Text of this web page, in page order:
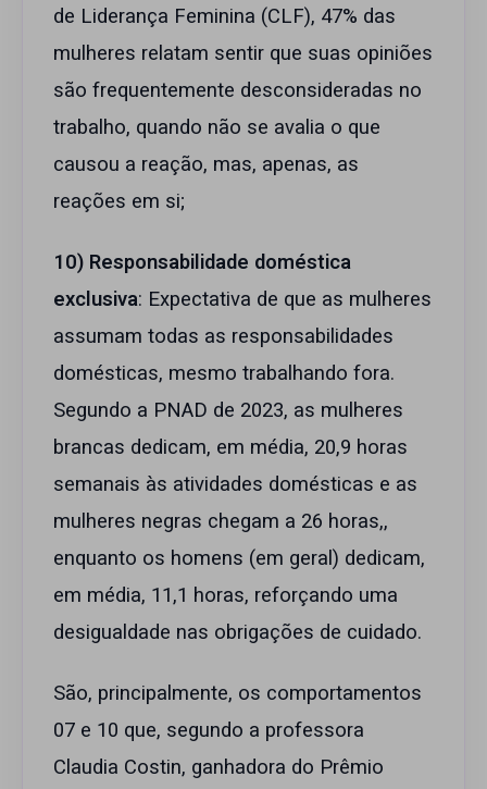
de Liderança Feminina (CLF), 47% das
mulheres relatam sentir que suas opiniões
são frequentemente desconsideradas no
trabalho, quando não se avalia o que
causou a reação, mas, apenas, as
reações em si;
10) Responsabilidade doméstica
exclusiva: Expectativa de que as mulheres
assumam todas as responsabilidades
domésticas, mesmo trabalhando fora.
Segundo a PNAD de 2023, as mulheres
brancas dedicam, em média, 20,9 horas
semanais às atividades domésticas e as
mulheres negras chegam a 26 horas,,
enquanto os homens (em geral) dedicam,
em média, 11,1 horas, reforçando uma
desigualdade nas obrigações de cuidado.
São, principalmente, os comportamentos
07 e 10 que, segundo a professora
Claudia Costin, ganhadora do Prêmio